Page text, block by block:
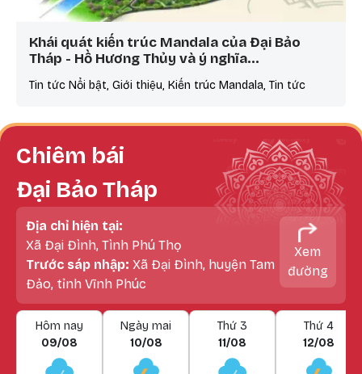
Khái quát kiến trúc Mandala của Đại Bảo
Tháp - Hồ Hương Thủy và ý nghĩa…
Tin tức Nổi bật, Giới thiệu, Kiến trúc Mandala, Tin tức
Chiêm bái
Đại Bảo Tháp
Địa chỉ hiện tại:
Xã Đại Đình, Tình Phú Thọ
Trước sáp nhập: Xã Đại Đình, huyện Tam
Đảo, tỉnh Vĩnh Phúc
Xem
đường
Hôm nay
09/08
Ngày mai
10/08
Thứ 3
11/08
Thứ 4
12/08